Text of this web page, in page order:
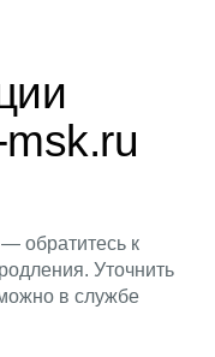
обратитесь к
Уточнить
в службе